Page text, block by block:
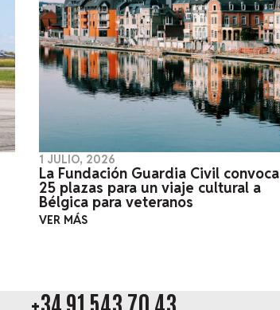
1 JULIO, 2026
La Fundación Guardia Civil convoca
25 plazas para un viaje cultural a
Bélgica para veteranos
VER MÁS
+34 91 543 70 43